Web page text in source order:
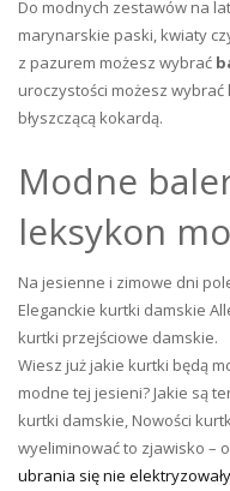
Do modnych zestawów na
marynarskie paski, kwiaty
z pazurem możesz wybrać
uroczystości możesz
błyszczącą kokardą.
Modne
leksykon
Na jesienne i zimowe dni
Eleganckie kurtki damskie
kurtki przejściowe damskie.
Wiesz już jakie kurtki będą
modne tej jesieni? Jakie są
kurtki damskie, Nowości
wyeliminować to zjawisko –
ubrania się nie elektryzowały